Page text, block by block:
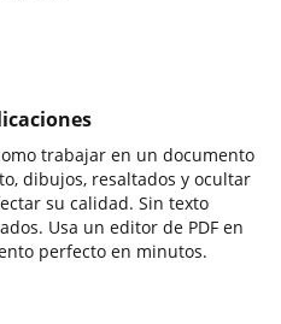
trabajar en un documento
dibujos, resaltados y ocultar
su calidad. Sin texto
Usa un editor de PDF en
perfecto en minutos.